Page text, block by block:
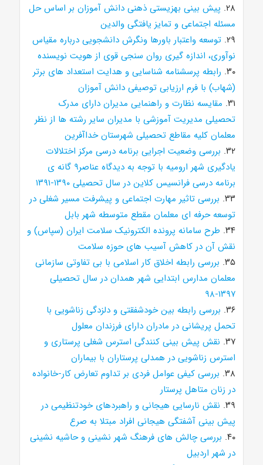
۲۸. پیش بینی بهزیستی ذهنی دانش آموزان بر اساس حل
مسئله اجتماعی و تمایز یافتگی والدین
۲۹. توسعه واعتبار باورها ونگرش دانشجویی درباره مقیاس
نوآوری، اندازه گیری روان سنجی قوی از هویت نویسنده
۳۰. رابطه پرسشنامه شناسایی و هدایت استعداد های برتر
(شهاب) با فرم ارزیابی توصیفی دانش آموزان
۳۱. مقایسه نظارت و راهنمایی مدیران دارای مدرک
تحصیلی مدیریت آموزشی با مدیران سایر رشته ها از نظر
معلمان کلیه مقاطع تحصیلی شهرستان خداآفرین
۳۲. بررسی وضعیت اجرایی برنامه درسی مرکز اختلالات
یادگیری شهر ارومیه با توجه به دیدگاه عناصر۹ گانه ی
برنامه درسی فرانسیس کلاین در سال تحصیلی ۱۳۹۰-۱۳۹۱
۳۳. بررسی تاثیر مهارت اجتماعی و پیشرفت مسیر شغلی در
توسعه حرفه ای معلمان مقطع متوسطه شهر بابل
۳۴. طرح سامانه پرونده الکترونیک سلامت ایران (سپاس) و
نقش آن در کاهش آسیب های حوزه سلامت
۳۵. بررسی رابطه اخلاق کار اسلامی با بی تفاوتی سازمانی
معلمان مدارس ابتدایی شهر همدان در سال تحصیلی
۱۳۹۷-۹۸
۳۶. بررسی رابطه بین خودشفقتی و دلزدگی زناشویی با
تحمل پریشانی در مادران دارای فرزندان معلول
۳۷. نقش پیش بینی کنندگی استرس شغلی پرستاری و
استرس زناشویی در همدلی پرستاران با بیماران
۳۸. بررسی کیفی عوامل فردی بر تداوم تعارض کار-خانواده
در زنان متاهل پرستار
۳۹. نقش نارسایی هیجانی و راهبردهای خودتنظیمی در
پیش بینی آشفتگی هیجانی افراد مبتلا به صرع
۴۰. بررسی چالش های فرهنگ شهر نشینی و حاشیه نشینی
در شهر اردبیل